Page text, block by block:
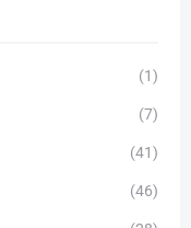
(1)
(7)
(41)
(46)